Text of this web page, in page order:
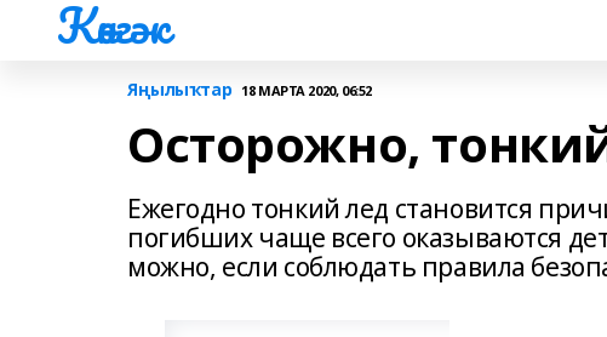
Көнгәк
Яңылыҡтар 18 МАРТА 2020, 06:52
Осторожно,
Ежегодно тонкий лед становится
погибших чаще всего оказываются
можно, если соблюдать правила